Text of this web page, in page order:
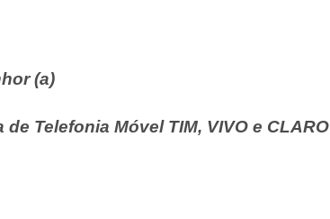
(a)
Telefonia Móvel TIM, VIVO e CLARO